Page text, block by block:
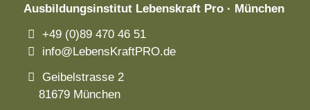
Ausbildungsinstitut Lebenskraft Pro · München
+49 (0)89 470 46 51
info@LebensKraftPRO.de
Geibelstrasse 2
81679 München